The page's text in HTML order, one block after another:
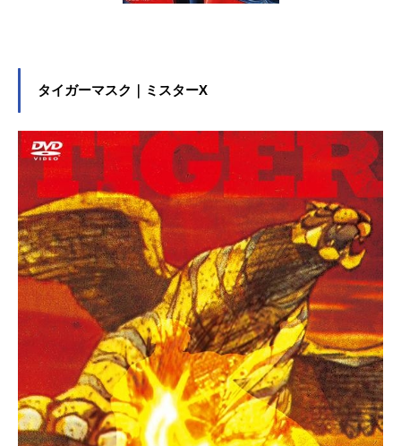
タイガーマスク｜ミスターX